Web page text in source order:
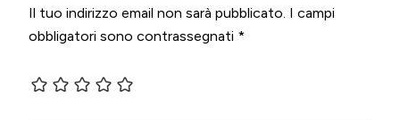
Il tuo indirizzo email non sarà pubblicato. I campi
obbligatori sono contrassegnati *